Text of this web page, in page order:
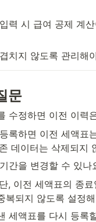
력 시 급여 공제 계
치지 않도록 관리해
문
수정하면 이전 이력
록하면 이전 세액표
데이터는 삭제되지
간을 변경할 수 있나
, 이전 세액표의 종
복되지 않도록 설정
세액표를 다시 등록